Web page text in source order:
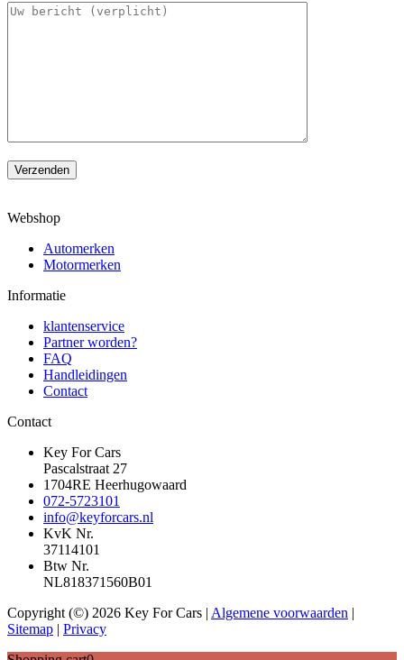
Verzenden
Webshop
Automerken
Motormerken
Informatie
klantenservice
Partner worden?
FAQ
Handleidingen
Contact
Contact
Key For Cars
Pascalstraat 27
1704RE Heerhugowaard
072-5723101
info@keyforcars.nl
KvK Nr.
37114101
Btw Nr.
NL818371560B01
Copyright (©) 2026 Key For Cars | Algemene voorwaarden |
Sitemap | Privacy